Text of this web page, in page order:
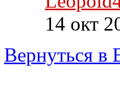
14 окт
Вернуться в